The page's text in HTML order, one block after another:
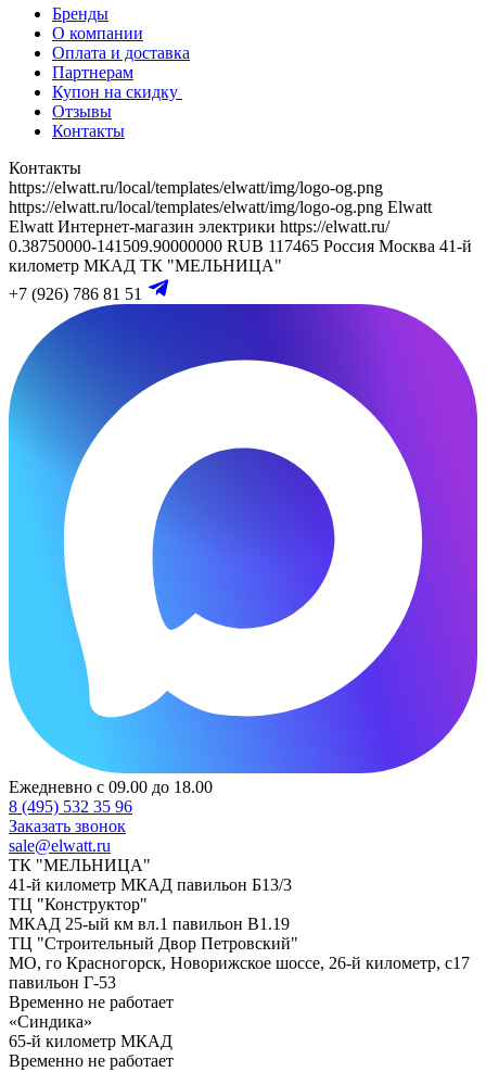
Бренды
О компании
Оплата и доставка
Партнерам
Купон на скидку
Отзывы
Контакты
Контакты
https://elwatt.ru/local/templates/elwatt/img/logo-og.png
https://elwatt.ru/local/templates/elwatt/img/logo-og.png Elwatt
Elwatt Интернет-магазин электрики https://elwatt.ru/
0.38750000-141509.90000000 RUB 117465 Россия Москва 41-й
километр МКАД ТК "МЕЛЬНИЦА"
+7 (926) 786 81 51
Ежедневно с 09.00 до 18.00
8 (495) 532 35 96
Заказать звонок
sale@elwatt.ru
ТК "МЕЛЬНИЦА"
41-й километр МКАД павильон Б13/3
ТЦ "Конструктор"
МКАД 25-ый км вл.1 павильон В1.19
ТЦ "Строительный Двор Петровский"
МО, го Красногорск, Новорижское шоссе, 26-й километр, с17
павильон Г-53
Временно не работает
«Синдика»
65-й километр МКАД
Временно не работает